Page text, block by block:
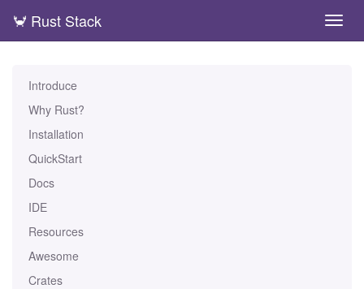
🦀 Rust Stack
Introduce
Why Rust?
Installation
QuickStart
Docs
IDE
Resources
Awesome
Crates